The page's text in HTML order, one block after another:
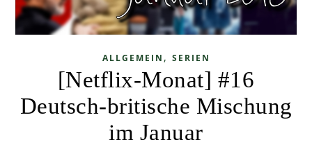
ALLGEMEIN , SERIEN
[Netflix-Monat] #16
Deutsch-britische Mischung
im Januar